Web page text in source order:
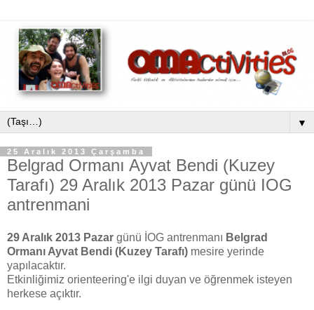
▼
25 Aralık 2013 Çarşamba
Belgrad Ormanı Ayvat Bendi (Kuzey
Tarafı) 29 Aralık 2013 Pazar günü IOG
antrenmani
29 Aralık 2013 Pazar günü İOG antrenmanı Belgrad
Ormanı Ayvat Bendi (Kuzey Tarafı) mesire yerinde
yapılacaktır.
Etkinliğimiz orienteering'e ilgi duyan ve öğrenmek isteyen
herkese açıktır.